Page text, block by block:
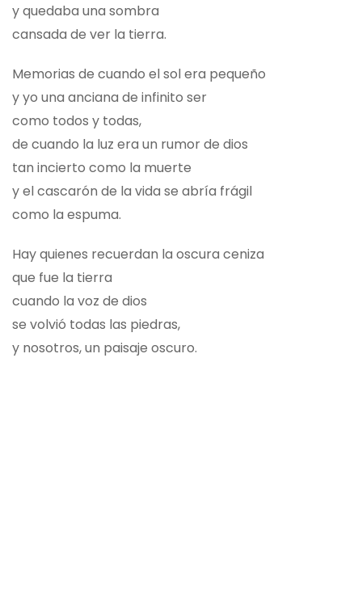
y quedaba una sombra
cansada de ver la tierra.
Memorias de cuando el sol era pequeño
y yo una anciana de infinito ser
como todos y todas,
de cuando la luz era un rumor de dios
tan incierto como la muerte
y el cascarón de la vida se abría frágil
como la espuma.
Hay quienes recuerdan la oscura ceniza
que fue la tierra
cuando la voz de dios
se volvió todas las piedras,
y nosotros, un paisaje oscuro.